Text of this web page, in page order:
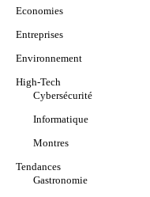
Economies
Entreprises
Environnement
High-Tech
Cybersécurité
Informatique
Montres
Tendances
Gastronomie